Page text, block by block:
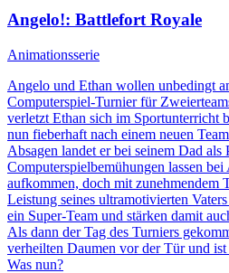
Angelo!: Battlefort Royale
Animationsserie
Angelo und Ethan wollen unbedingt
Computerspiel-Turnier für
verletzt Ethan sich im Sportunterricht
nun fieberhaft nach einem neuen
Absagen landet er bei seinem Dad als
Computerspielbemühungen lassen
aufkommen, doch mit zunehmendem
Leistung seines ultramotivierten
ein Super-Team und stärken damit
Als dann der Tag des Turniers
verheilten Daumen vor der Tür und
Was nun?